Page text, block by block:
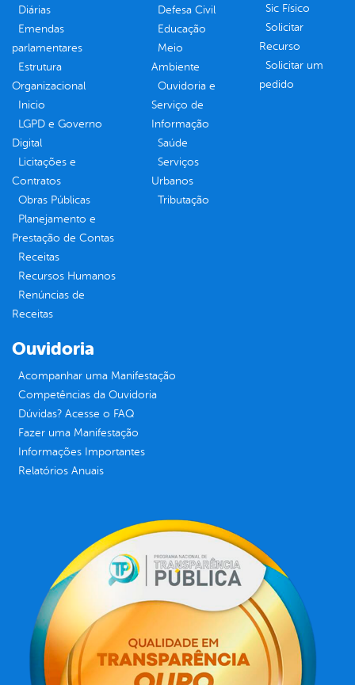
Diárias
Emendas
parlamentares
Estrutura
Organizacional
Inicio
LGPD e Governo
Digital
Licitações e
Contratos
Obras Públicas
Planejamento e
Prestação de Contas
Receitas
Recursos Humanos
Renúncias de
Receitas
Defesa Civil
Educação
Meio
Ambiente
Ouvidoria e
Serviço de
Informação
Saúde
Serviços
Urbanos
Tributação
Sic Físico
Solicitar
Recurso
Solicitar um
pedido
Ouvidoria
Acompanhar uma Manifestação
Competências da Ouvidoria
Dúvidas? Acesse o FAQ
Fazer uma Manifestação
Informações Importantes
Relatórios Anuais